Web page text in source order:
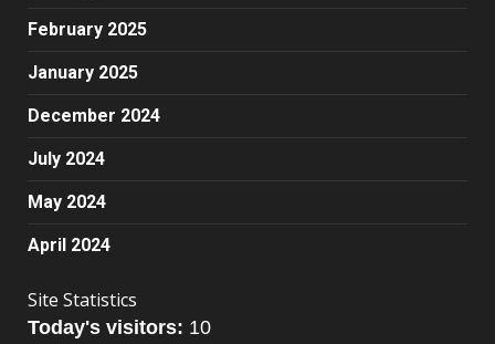
February 2025
January 2025
December 2024
July 2024
May 2024
April 2024
Site Statistics
Today's visitors: 10